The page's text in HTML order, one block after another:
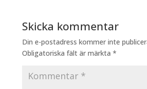
Skicka kommentar
Din e-postadress kommer inte
Obligatoriska fält är märkta *